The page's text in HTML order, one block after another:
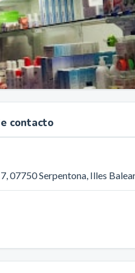
contacto
, 07750Serpentona, Illes